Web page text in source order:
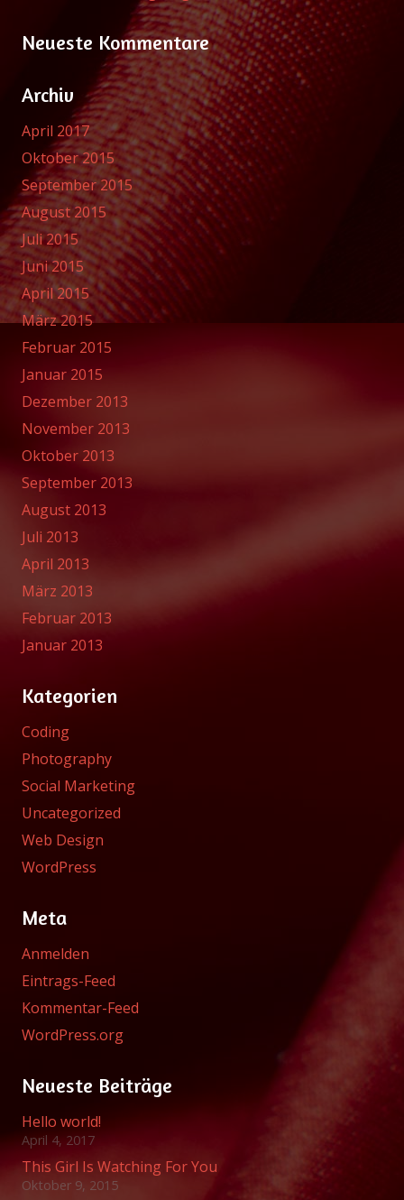
Neueste Kommentare
Archiv
April 2017
Oktober 2015
September 2015
August 2015
Juli 2015
Juni 2015
April 2015
März 2015
Februar 2015
Januar 2015
Dezember 2013
November 2013
Oktober 2013
September 2013
August 2013
Juli 2013
April 2013
März 2013
Februar 2013
Januar 2013
Kategorien
Coding
Photography
Social Marketing
Uncategorized
Web Design
WordPress
Meta
Anmelden
Eintrags-Feed
Kommentar-Feed
WordPress.org
Neueste Beiträge
Hello world!
April 4, 2017
This Girl Is Watching For You
Oktober 9, 2015